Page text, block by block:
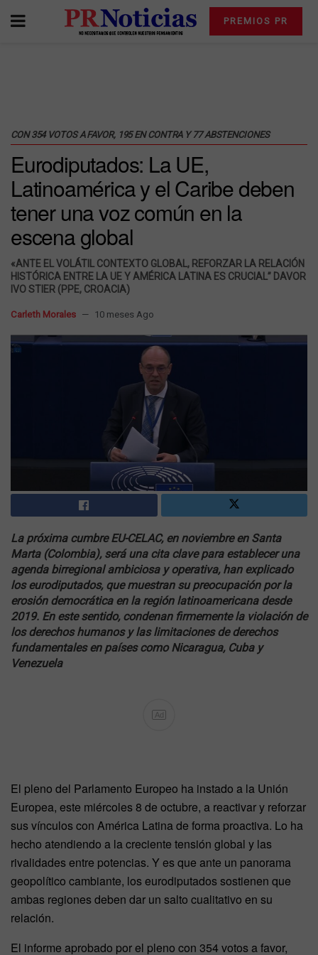
PREMIOS PR
CON 354 VOTOS A FAVOR, 195 EN CONTRA Y 77 ABSTENCIONES
Eurodiputados: La UE,
Latinoamérica y el Caribe deben
tener una voz común en la
escena global
«ANTE EL VOLÁTIL CONTEXTO GLOBAL, REFORZAR LA RELACIÓN
HISTÓRICA ENTRE LA UE Y AMÉRICA LATINA ES CRUCIAL” DAVOR
IVO STIER (PPE, CROACIA)
Carleth Morales 10 meses Ago
La próxima cumbre EU-CELAC, en noviembre en Santa
Marta (Colombia), será una cita clave para establecer una
agenda birregional ambiciosa y operativa, han explicado
los eurodiputados, que muestran su preocupación por la
erosión democrática en la región latinoamericana desde
2019. En este sentido, condenan firmemente la violación de
los derechos humanos y las limitaciones de derechos
fundamentales en países como Nicaragua, Cuba y
Venezuela
Ad
El pleno del Parlamento Europeo ha instado a la Unión
Europea, este miércoles 8 de octubre, a reactivar y reforzar
sus vínculos con América Latina de forma proactiva. Lo ha
hecho atendiendo a la creciente tensión global y las
rivalidades entre potencias. Y es que ante un panorama
geopolítico cambiante, los eurodiputados sostienen que
ambas regiones deben dar un salto cualitativo en su
relación.
El informe aprobado por el pleno con 354 votos a favor,